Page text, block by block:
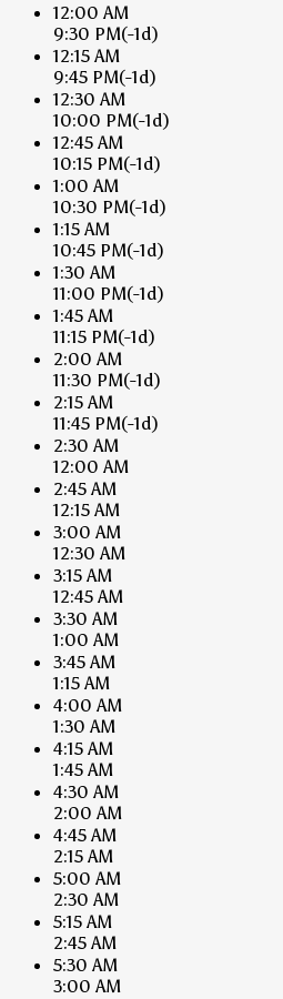
12:00 AM
9:30 PM(-1d)
12:15 AM
9:45 PM(-1d)
12:30 AM
10:00 PM(-1d)
12:45 AM
10:15 PM(-1d)
1:00 AM
10:30 PM(-1d)
1:15 AM
10:45 PM(-1d)
1:30 AM
11:00 PM(-1d)
1:45 AM
11:15 PM(-1d)
2:00 AM
11:30 PM(-1d)
2:15 AM
11:45 PM(-1d)
2:30 AM
12:00 AM
2:45 AM
12:15 AM
3:00 AM
12:30 AM
3:15 AM
12:45 AM
3:30 AM
1:00 AM
3:45 AM
1:15 AM
4:00 AM
1:30 AM
4:15 AM
1:45 AM
4:30 AM
2:00 AM
4:45 AM
2:15 AM
5:00 AM
2:30 AM
5:15 AM
2:45 AM
5:30 AM
3:00 AM